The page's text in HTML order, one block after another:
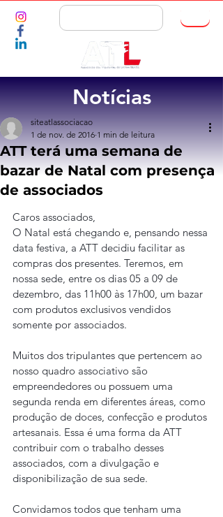
Notícias
ATT terá uma semana de
bazar de Natal com presença
de associados
siteatlassociacao
1 de nov. de 2016 1 min de leitura
Caros associados,
O Natal está chegando e, pensando nessa
data festiva, a ATT decidiu facilitar as
compras dos presentes. Teremos, em
nossa sede, entre os dias 05 a 09 de
dezembro, das 11h00 às 17h00, um bazar
com produtos exclusivos vendidos
somente por associados.
Muitos dos tripulantes que pertencem ao
nosso quadro associativo são
empreendedores ou possuem uma
segunda renda em diferentes áreas, como
produção de doces, confecção e produtos
artesanais. Essa é uma forma da ATT
contribuir com o trabalho desses
associados, com a divulgação e
disponibilização de sua sede.
Convidamos todos que tenham uma